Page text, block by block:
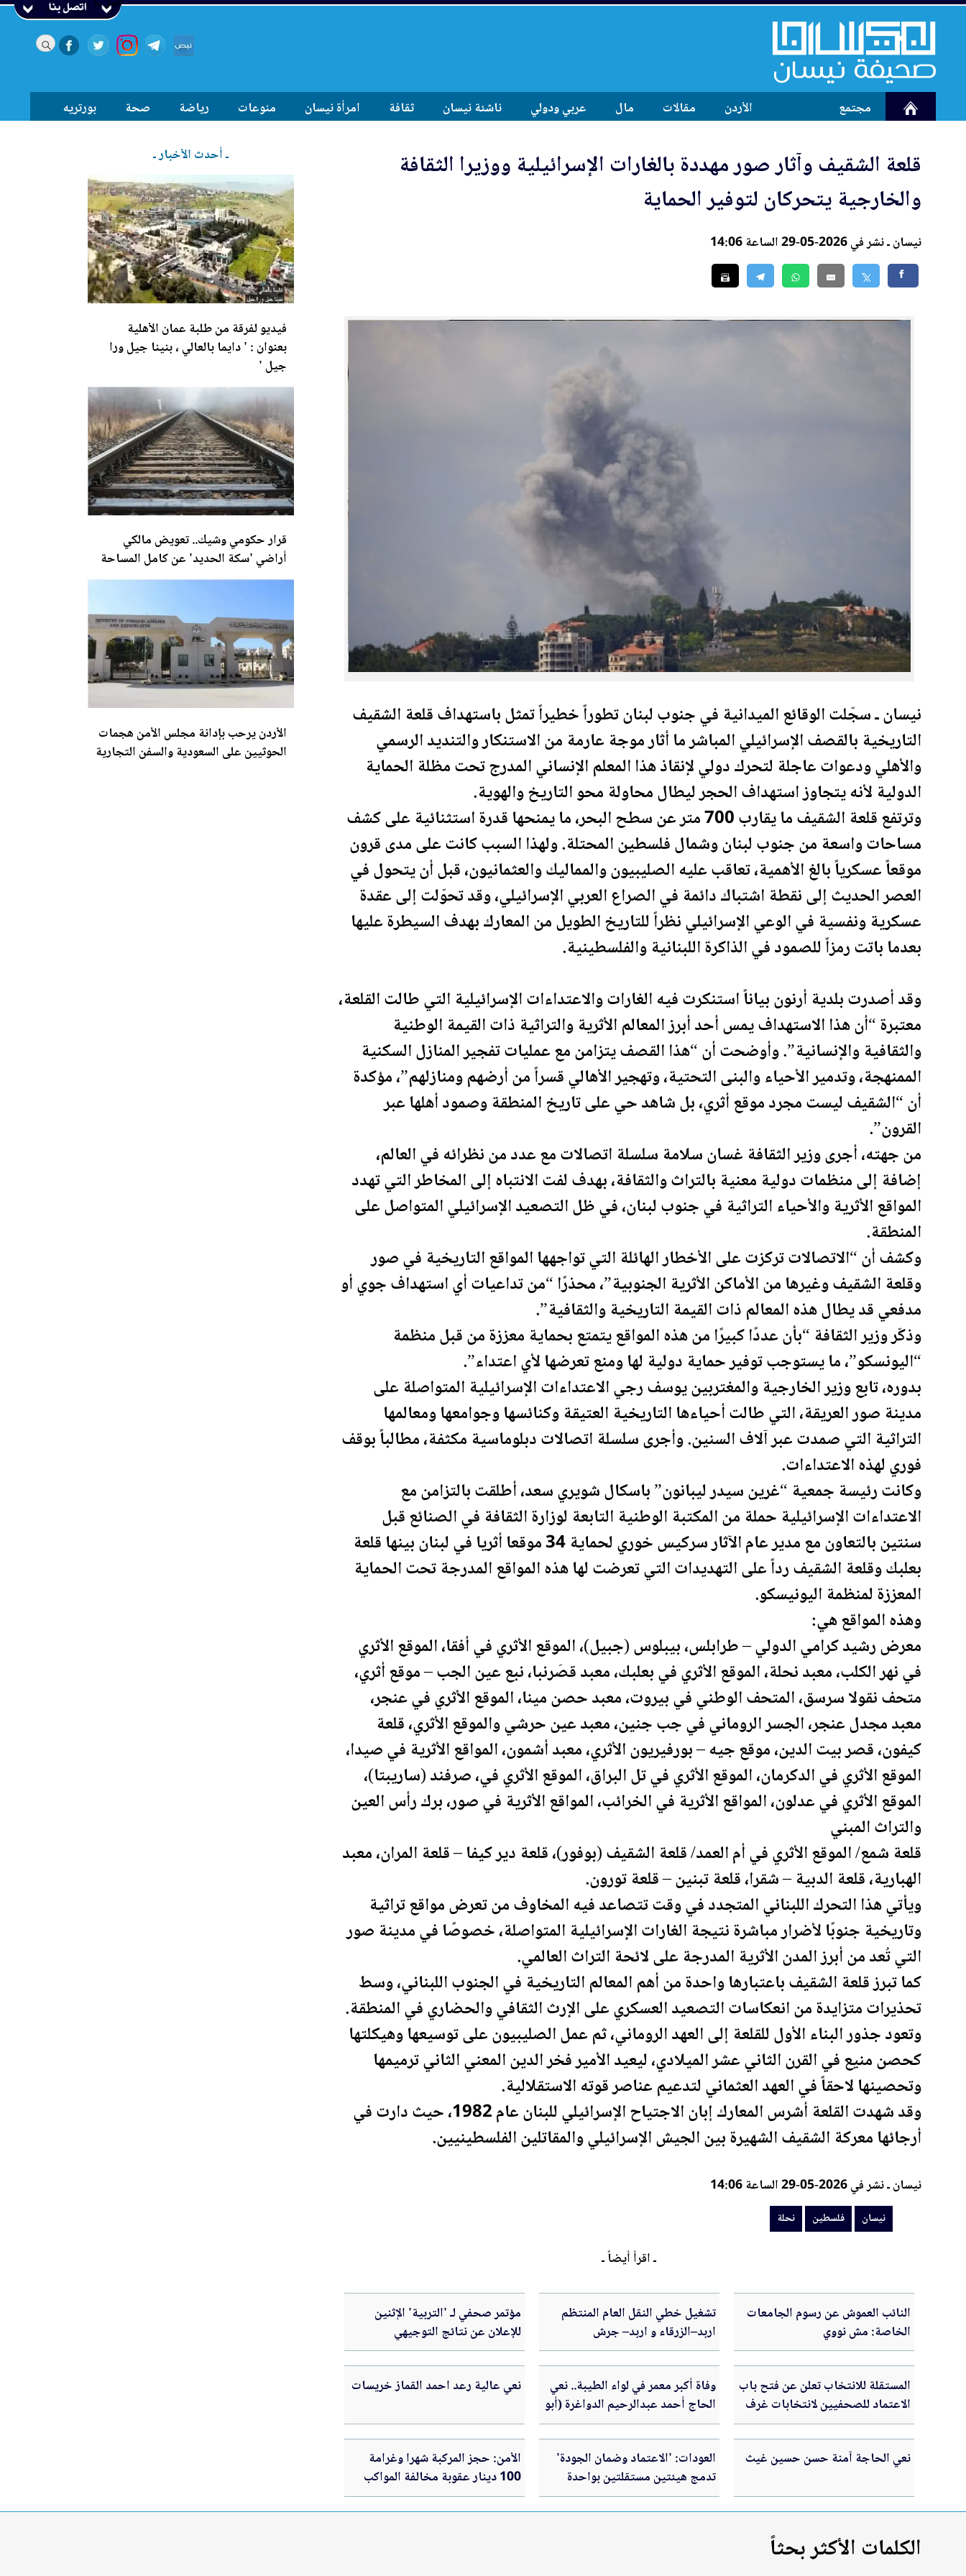
اتصل بنا
مجتمع الأردن مقالات مال عربي ودولي ناشئة نيسان ثقافة امرأة نيسان منوعات رياضة صحة بورتريه
قلعة الشقيف وآثار صور مهددة بالغارات الإسرائيلية ووزيرا الثقافة
والخارجية يتحركان لتوفير الحماية
نيسان ـ نشر في 2026-05-29 الساعة 14:06
نيسان ـ سجّلت الوقائع الميدانية في جنوب لبنان تطوراً خطيراً تمثل باستهداف قلعة الشقيف
التاريخية بالقصف الإسرائيلي المباشر ما أثار موجة عارمة من الاستنكار والتنديد الرسمي
والأهلي ودعوات عاجلة لتحرك دولي لإنقاذ هذا المعلم الإنساني المدرج تحت مظلة الحماية
الدولية لأنه يتجاوز استهداف الحجر ليطال محاولة محو التاريخ والهوية.
وترتفع قلعة الشقيف ما يقارب 700 متر عن سطح البحر، ما يمنحها قدرة استثنائية على كشف
مساحات واسعة من جنوب لبنان وشمالفلسطينالمحتلة. ولهذا السبب كانت على مدى قرون
موقعاً عسكرياً بالغ الأهمية، تعاقب عليه الصليبيون والمماليك والعثمانيون، قبل أن يتحول في
العصر الحديث إلى نقطة اشتباك دائمة في الصراع العربي الإسرائيلي، وقد تحوّلت إلى عقدة
عسكرية ونفسية في الوعي الإسرائيلي نظراً للتاريخ الطويل من المعارك بهدف السيطرة عليها
بعدما باتت رمزاً للصمود في الذاكرة اللبنانية والفلسطينية.
وقد أصدرت بلدية أرنون بياناً استنكرت فيه الغارات والاعتداءات الإسرائيلية التي طالت القلعة،
معتبرة “أن هذا الاستهداف يمس أحد أبرز المعالم الأثرية والتراثية ذات القيمة الوطنية
والثقافية والإنسانية”. وأوضحت أن “هذا القصف يتزامن مع عمليات تفجير المنازل السكنية
الممنهجة، وتدمير الأحياء والبنى التحتية، وتهجير الأهالي قسراً من أرضهم ومنازلهم”، مؤكدة
أن “الشقيف ليست مجرد موقع أثري، بل شاهد حي على تاريخ المنطقة وصمود أهلها عبر
القرون”.
من جهته، أجرى وزير الثقافة غسان سلامة سلسلة اتصالات مع عدد من نظرائه في العالم،
إضافة إلى منظمات دولية معنية بالتراث والثقافة، بهدف لفت الانتباه إلى المخاطر التي تهدد
المواقع الأثرية والأحياء التراثية في جنوب لبنان، في ظل التصعيد الإسرائيلي المتواصل على
المنطقة.
وكشف أن “الاتصالات تركزت على الأخطار الهائلة التي تواجهها المواقع التاريخية في صور
وقلعة الشقيف وغيرها من الأماكن الأثرية الجنوبية”، محذرًا “من تداعيات أي استهداف جوي أو
مدفعي قد يطال هذه المعالم ذات القيمة التاريخية والثقافية”.
وذكّر وزير الثقافة “بأن عددًا كبيرًا من هذه المواقع يتمتع بحماية معززة من قبل منظمة
“اليونسكو”، ما يستوجب توفير حماية دولية لها ومنع تعرضها لأي اعتداء”.
بدوره، تابع وزير الخارجية والمغتربين يوسف رجي الاعتداءات الإسرائيلية المتواصلة على
مدينة صور العريقة، التي طالت أحياءها التاريخية العتيقة وكنائسها وجوامعها ومعالمها
التراثية التي صمدت عبر آلاف السنين. وأجرى سلسلة اتصالات دبلوماسية مكثفة، مطالباً بوقف
فوري لهذه الاعتداءات.
وكانت رئيسة جمعية “غرين سيدر ليبانون” باسكال شويري سعد، أطلقت بالتزامن مع
الاعتداءات الإسرائيلية حملة من المكتبة الوطنية التابعة لوزارة الثقافة في الصنائع قبل
سنتين بالتعاون مع مدير عام الآثار سركيس خوري لحماية 34 موقعا أثريا في لبنان بينها قلعة
بعلبك وقلعة الشقيف رداً على التهديدات التي تعرضت لها هذه المواقع المدرجة تحت الحماية
المعززة لمنظمة اليونيسكو.
وهذه المواقع هي:
معرض رشيد كرامي الدولي – طرابلس، بيبلوس (جبيل)، الموقع الأثري في أفقا، الموقع الأثري
في نهر الكلب، معبدنحلة، الموقع الأثري في بعلبك، معبد قصَرنبا، نبع عين الجب – موقع أثري،
متحف نقولا سرسق، المتحف الوطني في بيروت، معبد حصن مينا، الموقع الأثري في عنجر،
معبد مجدل عنجر، الجسر الروماني في جب جنين، معبد عين حرشي والموقع الأثري، قلعة
كيفون، قصر بيت الدين، موقع جيه – بورفيريون الأثري، معبد أشمون، المواقع الأثرية في صيدا،
الموقع الأثري في الدكرمان، الموقع الأثري في تل البراق، الموقع الأثري في، صرفند (ساريبتا)،
الموقع الأثري في عدلون، المواقع الأثرية في الخرائب، المواقع الأثرية في صور، برك رأس العين
والتراث المبني
قلعة شمع/ الموقع الأثري في أم العمد/ قلعة الشقيف (بوفور)، قلعة دير كيفا – قلعة المران، معبد
الهبارية، قلعة الدبية – شقرا، قلعة تبنين – قلعة تورون.
ويأتي هذا التحرك اللبناني المتجدد في وقت تتصاعد فيه المخاوف من تعرض مواقع تراثية
وتاريخية جنوبًا لأضرار مباشرة نتيجة الغارات الإسرائيلية المتواصلة، خصوصًا في مدينة صور
التي تُعد من أبرز المدن الأثرية المدرجة على لائحة التراث العالمي.
كما تبرز قلعة الشقيف باعتبارها واحدة من أهم المعالم التاريخية في الجنوب اللبناني، وسط
تحذيرات متزايدة من انعكاسات التصعيد العسكري على الإرث الثقافي والحضاري في المنطقة.
وتعود جذور البناء الأول للقلعة إلى العهد الروماني، ثم عمل الصليبيون على توسيعها وهيكلتها
كحصن منيع في القرن الثاني عشر الميلادي، ليعيد الأمير فخر الدين المعني الثاني ترميمها
وتحصينها لاحقاً في العهد العثماني لتدعيم عناصر قوته الاستقلالية.
وقد شهدت القلعة أشرس المعارك إبان الاجتياح الإسرائيلي للبنان عام 1982، حيث دارت في
أرجائها معركة الشقيف الشهيرة بين الجيش الإسرائيلي والمقاتلين الفلسطينيين.
نيسان ـ نشر في 2026-05-29 الساعة 14:06
نيسان فلسطين نحلة
ـ اقرأ أيضاً ـ
النائب العموش عن رسوم الجامعات
الخاصة: مش نووي
تشغيل خطي النقل العام المنتظم
اربد–الزرقاء و اربد– جرش
مؤتمر صحفي لـ 'التربية' الإثنين
للإعلان عن نتائج التوجيهي
المستقلة للانتخاب تعلن عن فتح باب
الاعتماد للصحفيين لانتخابات غرف
الصناعة 2026
وفاة أكبر معمر في لواء الطيبة.. نعي
الحاج أحمد عبدالرحيم الدواغرة (أبو
حسين)
نعي عالية رعد احمد القماز خريسات
نعي الحاجة آمنة حسن حسين غيث
العودات: 'الاعتماد وضمان الجودة'
تدمج هيئتين مستقلتين بواحدة
الأمن: حجز المركبة شهرا وغرامة
100 دينار عقوبة مخالفة المواكب
ـ أحدث الأخبار ـ
فيديو لفرقة من طلبة عمان الأهلية
بعنوان : ' دايما بالعالي ، بنينا جيل ورا
جيل '
قرار حكومي وشيك.. تعويض مالكي
أراضي 'سكة الحديد' عن كامل المساحة
الأردنيرحب بإدانة مجلس الأمن هجمات
الحوثيين على السعودية والسفن التجارية
الكلمات الأكثر بحثاً